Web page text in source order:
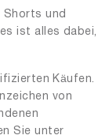
Shorts und
ist alles dabei,
Käufen.
von
Sie unter